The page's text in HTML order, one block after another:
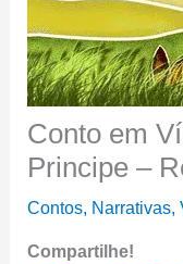
Conto em
Principe –
Contos, Narrativas,
Compartilhe!